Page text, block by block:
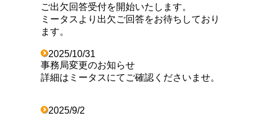
ご出欠回答受付を開始いたします。
ミータスより出欠ご回答をお待ちしており
ます。
2025/10/31
事務局変更のお知らせ
詳細はミータスにてご確認くださいませ。
2025/9/2